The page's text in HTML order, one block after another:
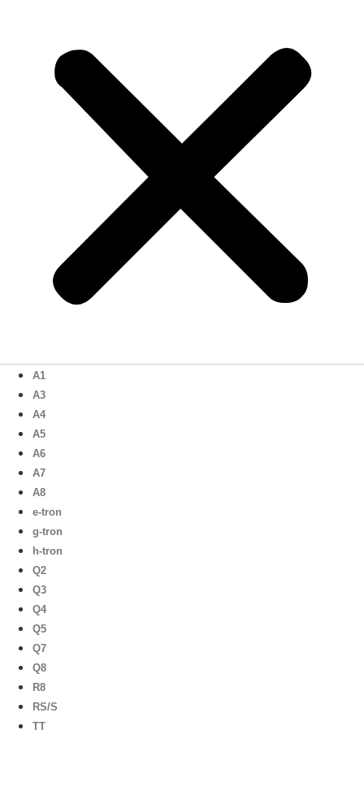
A1
A3
A4
A5
A6
A7
A8
e-tron
g-tron
h-tron
Q2
Q3
Q4
Q5
Q7
Q8
R8
RS/S
TT